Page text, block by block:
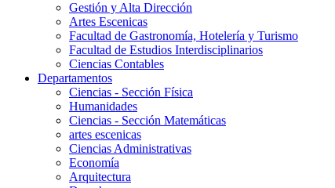
Gestión y Alta Dirección
Artes Escenicas
Facultad de Gastronomía, Hotelería y Turismo
Facultad de Estudios Interdisciplinarios
Ciencias Contables
Departamentos
Ciencias - Sección Física
Humanidades
Ciencias - Sección Matemáticas
artes escenicas
Ciencias Administrativas
Economía
Arquitectura